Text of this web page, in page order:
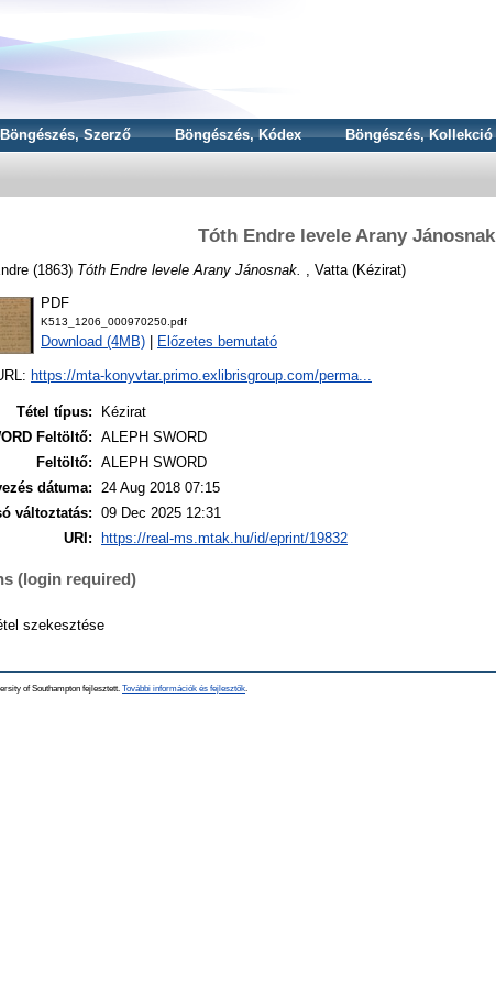
Böngészés, Szerző Böngészés, Kódex Böngészés, Kollekció
Tóth Endre levele Arany Jánosnak
(1863) Tóth Endre levele Arany Jánosnak. , Vatta (Kézirat)
PDF
K513_1206_000970250.pdf
Download (4MB) Előzetes bemutató
https://mta-konyvtar.primo.exlibrisgroup.com/perma...
Tétel típus:
Kézirat
Feltöltő: ALEPH SWORD
Feltöltő: ALEPH SWORD
dátuma: 24 Aug 2018 07:15
változtatás:
09 Dec 2025 12:31
URI:
https://real-ms.mtak.hu/id/eprint/19832
(login required)
szekesztése
of Southampton fejlesztett. További információk és fejlesztők